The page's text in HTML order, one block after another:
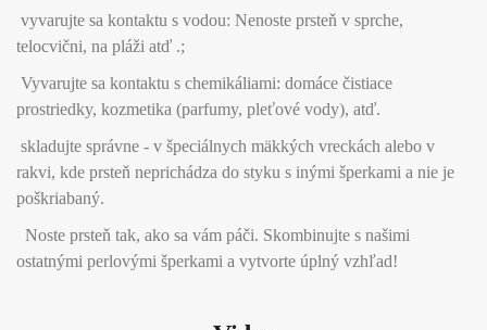
vyvarujte sa kontaktu s vodou: Nenoste prsteň v sprche,
telocvični, na pláži atď .;
Vyvarujte sa kontaktu s chemikáliami: domáce čistiace
prostriedky, kozmetika (parfumy, pleťové vody), atď.
skladujte správne - v špeciálnych mäkkých vreckách alebo v
rakvi, kde prsteň neprichádza do styku s inými šperkami a nie je
poškriabaný.
Noste prsteň tak, ako sa vám páči. Skombinujte s našimi
ostatnými perlovými šperkami a vytvorte úplný vzhľad!